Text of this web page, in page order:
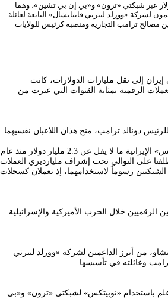
الإيرانية ما لا يقل عن 2.3 مليار دولار عبر شبكتي «ترون» و«بي إن بي تشين»، وهما
«وورلد ليبرتي فاينانشال» التابعة لعائلة
ترامب التجارية ومنصبه كرئيس للولايات
إلى نقل مليارات الدولارات، كانت
الرقمية بمثابة القنوات التي عبرت من
دونالد ترامب، منح هذان اللاعبان نفسيهما
ووفقاً لبيانات حللتها وكالة رويترز، عالجت منصة «نوبيتكس» الإيرانية ما لا يقل عن 2.3 مليار دولار منذ عام
على التوالي تحت إشراف مليارديري العملات
رسوماً لاستخدامهما، إذ تعملان كسجلات
خلال الحرب الأميركية والإسرائيلية
من أبرز الداعمين لشركة «وورلد ليبرتي
وعائلته في تأسيسها.
باستخدام «نوبيتكس» لشبكتي «ترون» و«بي